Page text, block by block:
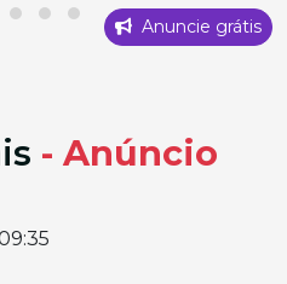
Anuncie grátis
- Anúncio